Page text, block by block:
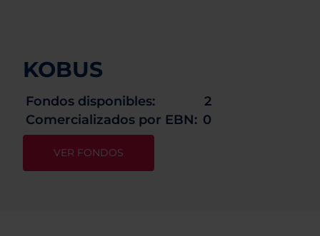
KOBUS
Fondos disponibles:
2
Comercializados por EBN: 0
VER FONDOS